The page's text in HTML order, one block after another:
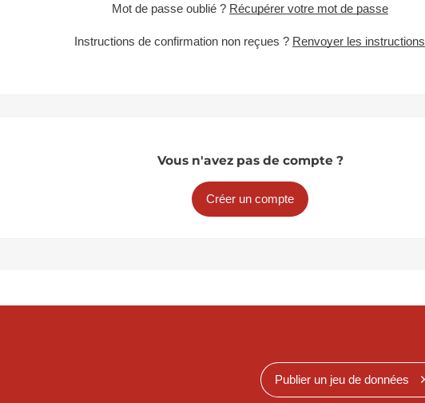
Mot de passe oublié ? Récupérer votre mot de passe
Instructions de confirmation non reçues ? Renvoyer les instructions
Vous n'avez pas de compte ?
Créer un compte
Publier un jeu de données